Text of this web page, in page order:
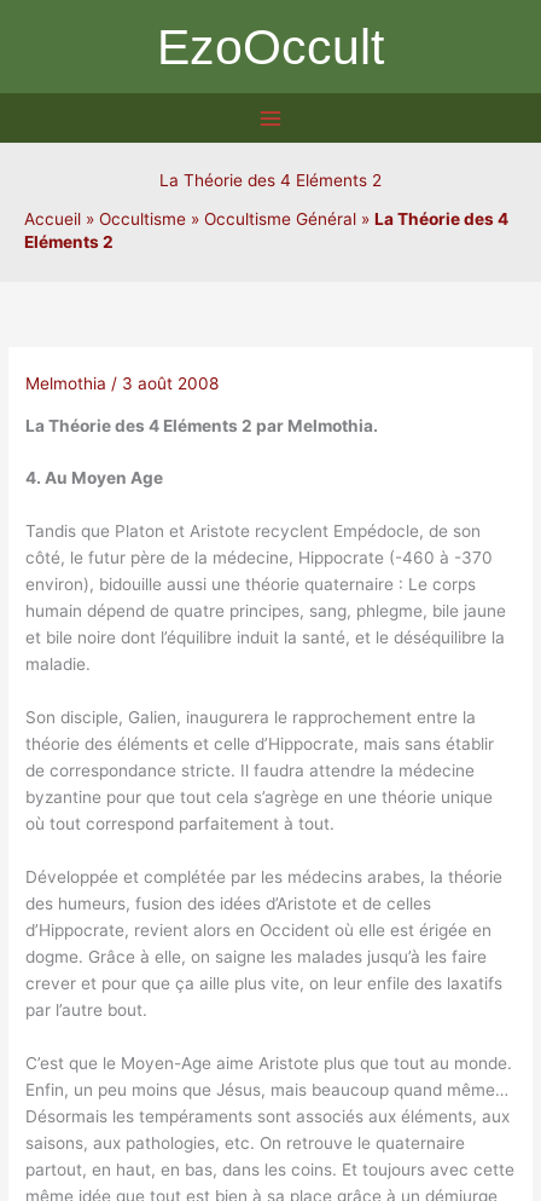
EzoOccult
La Théorie des 4 Eléments 2
Accueil » Occultisme » Occultisme Général » La Théorie des 4
Eléments 2
Melmothia / 3 août 2008
La Théorie des 4 Eléments 2 par Melmothia.
4. Au Moyen Age
Tandis que Platon et Aristote recyclent Empédocle, de son
côté, le futur père de la médecine, Hippocrate (-460 à -370
environ), bidouille aussi une théorie quaternaire : Le corps
humain dépend de quatre principes, sang, phlegme, bile jaune
et bile noire dont l’équilibre induit la santé, et le déséquilibre la
maladie.
Son disciple, Galien, inaugurera le rapprochement entre la
théorie des éléments et celle d’Hippocrate, mais sans établir
de correspondance stricte. Il faudra attendre la médecine
byzantine pour que tout cela s’agrège en une théorie unique
où tout correspond parfaitement à tout.
Développée et complétée par les médecins arabes, la théorie
des humeurs, fusion des idées d’Aristote et de celles
d’Hippocrate, revient alors en Occident où elle est érigée en
dogme. Grâce à elle, on saigne les malades jusqu’à les faire
crever et pour que ça aille plus vite, on leur enfile des laxatifs
par l’autre bout.
C’est que le Moyen-Age aime Aristote plus que tout au monde.
Enfin, un peu moins que Jésus, mais beaucoup quand même…
Désormais les tempéraments sont associés aux éléments, aux
saisons, aux pathologies, etc. On retrouve le quaternaire
partout, en haut, en bas, dans les coins. Et toujours avec cette
même idée que tout est bien à sa place grâce à un démiurge